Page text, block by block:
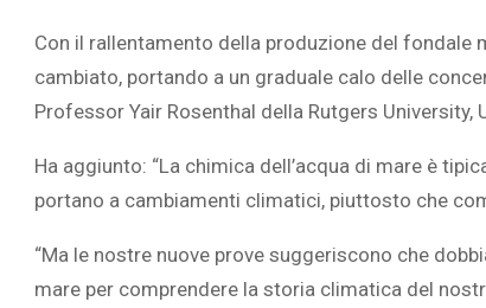
Con il rallentamento della produzione del fondale
cambiato, portando a un graduale calo delle
Professor Yair Rosenthal della Rutgers University,
Ha aggiunto: “La chimica dell’acqua di mare è
portano a cambiamenti climatici, piuttosto che
“Ma le nostre nuove prove suggeriscono che
mare per comprendere la storia climatica del